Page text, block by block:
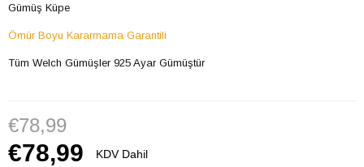
Gümüş Küpe
Ömür Boyu Kararmama Garantili
Tüm Welch Gümüşler 925 Ayar Gümüştür
€78,99
KDV Dahil
€78,99